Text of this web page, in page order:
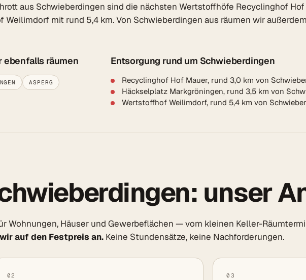
aus Schwieberdingen sind die nächsten Wertstoffhöfe Recyclinghof
mit rund 5,4 km. Von Schwieberdingen aus räumen wir
ebenfalls räumen
ASPERG
Entsorgung rund um Schwieberdingen
Recyclinghof Hof Mauer, rund 3,0 km von
Häckselplatz Markgröningen, rund 3,5 km von
Wertstoffhof Weilimdorf, rund 5,4 km von
unser
Wohnungen, Häuser und Gewerbeflächen — vom kleinen Keller-
auf den Festpreis an. Keine Stundensätze, keine Nachforderungen.
02 03